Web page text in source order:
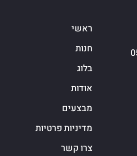
ראשי
חנות
בלוג
אודות
מבצעים
מדיניות פרטיות
צרו קשר